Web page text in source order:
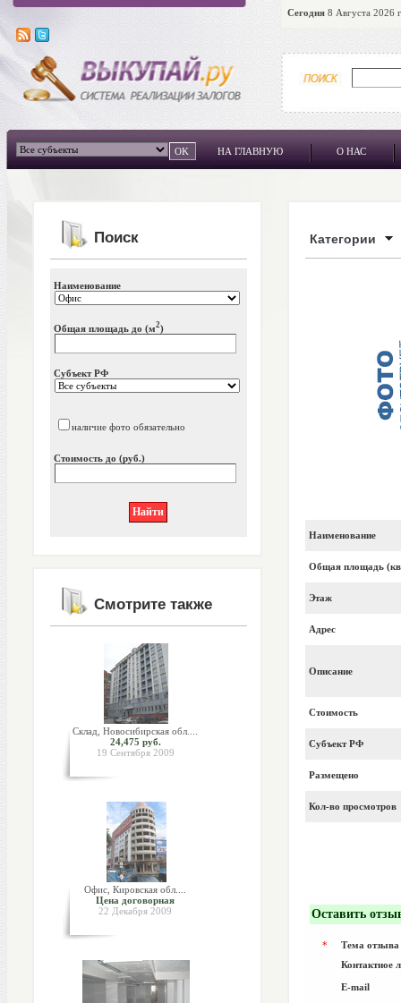
Сегодня 8 Августа 2026
НА ГЛАВНУЮ О НАС
Поиск
Наименование
Общая площадь до (м2)
Субъект РФ
наличие фото обязательно
Стоимость до (руб.)
Смотрите также
Склад, Новосибирская обл....
24,475 руб.
19 Сентября 2009
Офис, Кировская обл....
Цена договорная
22 Декабря 2009
Категории
Наименование
Общая площадь
Этаж
Адрес
Описание
Стоимость
Субъект РФ
Размещено
Кол-во просмотров
Оставить
*
Тема отзыва
Контактное
E-mail